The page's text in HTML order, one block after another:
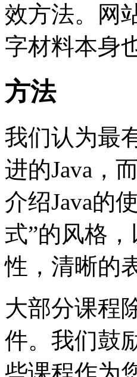
效方法。网
字材料本身
方法
我们认为最
进的Java，
介绍Java的
式”的风格
性，清晰的
大部分课程
件。我们鼓